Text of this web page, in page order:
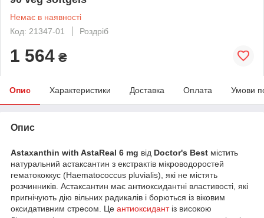
Немає в наявності
Код: 21347-01
Роздріб
1 564 ₴
Опис Характеристики Доставка Оплата Умови
Опис
Astaxanthin with AstaReal 6 mg від Doctor's Best містить
натуральний астаксантин з екстрактів мікроводоростей
гематококкус (Haematococcus pluvialis), які не містять
розчинників. Астаксантин має антиоксидантні властивості, які
пригнічують дію вільних радикалів і борються із віковим
оксидативним стресом. Це антиоксидантіз високою